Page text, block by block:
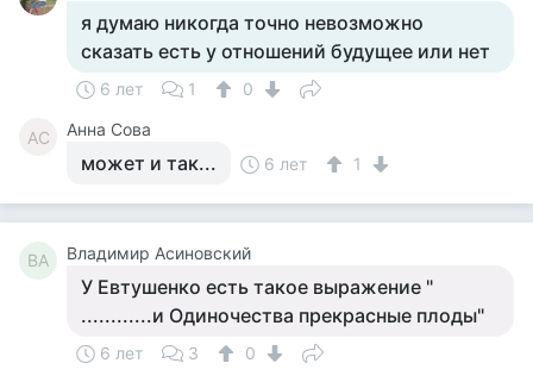
я думаю никогда точно невозможно
сказать есть у отношений будущее или нет
6 лет 1 0
АС Анна Сова
может и так... 6 лет 1
ВА Владимир Асиновский
У Евтушенко есть такое выражение "
............и Одиночества прекрасные плоды"
6 лет 3 0